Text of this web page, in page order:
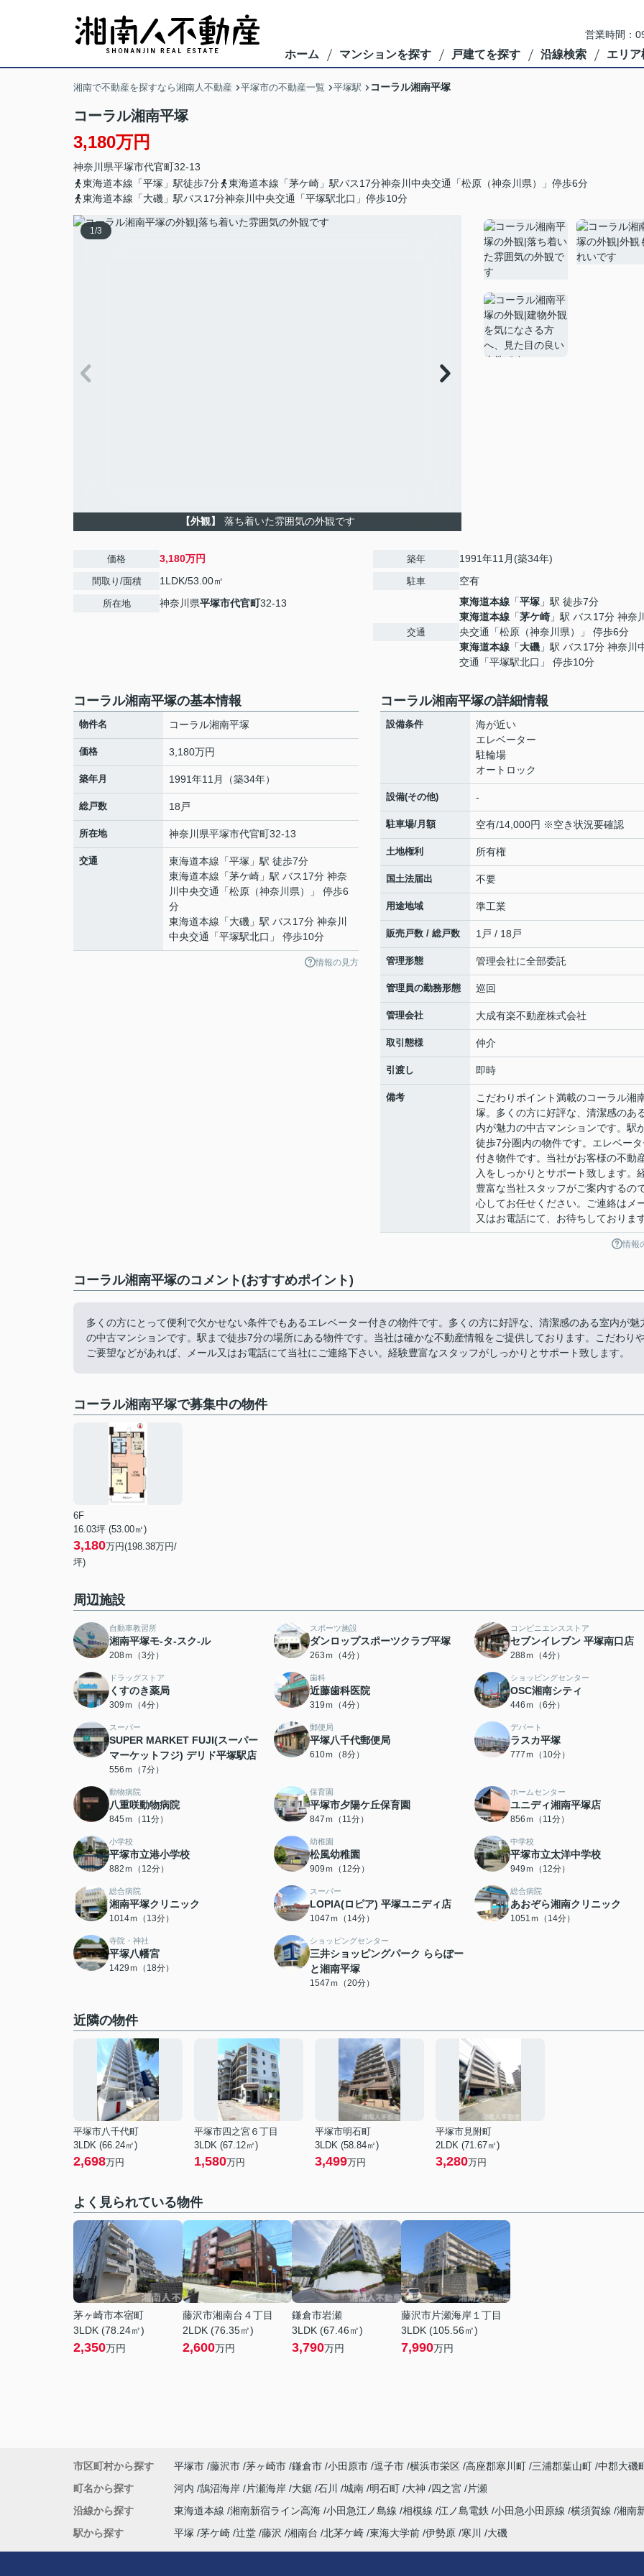
営業時間：
ホーム マンションを探す 戸建てを探す 沿線検索 エリア
湘南で不動産を探すなら湘南人不動産 平塚市の不動産一覧 平塚駅 コーラル湘南平塚
コーラル湘南平塚
3,180万円
神奈川県平塚市代官町32-13
東海道本線「平塚」駅徒歩7分
東海道本線「茅ケ崎」駅バス17分神奈川中央交通「松原（神奈川県）」停歩6分
東海道本線「大磯」駅バス17分神奈川中央交通「平塚駅北口」停歩10分
1/3
【外観】 落ち着いた雰囲気の外観です
価格 3,180万円
間取り/面積 1LDK/53.00㎡
所在地 神奈川県平塚市代官町32-13
築年 1991年11月(築34年)
駐車 空有
交通
東海道本線 「平塚 」駅 徒歩7分
東海道本線 「茅ケ崎 」駅 バス17分 神奈
央交通「松原（神奈川県）」 停歩6分
東海道本線 「大磯 」駅 バス17分 神奈川
交通「平塚駅北口」 停歩10分
コーラル湘南平塚の基本情報
物件名 コーラル湘南平塚
価格 3,180万円
築年月 1991年11月（築34年）
総戸数 18戸
所在地 神奈川県平塚市代官町32-13
交通 東海道本線 「平塚 」駅 徒歩7分
東海道本線 「茅ケ崎 」駅 バス17分 神奈
川中央交通「松原（神奈川県）」 停歩6
分
東海道本線 「大磯 」駅 バス17分 神奈川
中央交通「平塚駅北口」 停歩10分
情報の見方
コーラル湘南平塚の詳細情報
設備条件
海が近い
エレベーター
駐輪場
オートロック
設備(その他) -
駐車場/月額 空有/14,000円 ※空き状況要確認
土地権利 所有権
国土法届出 不要
用途地域 準工業
販売戸数 / 総戸数 1戸 / 18戸
管理形態 管理会社に全部委託
管理員の勤務形態 巡回
管理会社 大成有楽不動産株式会社
取引態様 仲介
引渡し 即時
備考
こだわりポイント満載のコーラル湘
塚。多くの方に好評な、清潔感のあ
内が魅力の中古マンションです。駅
徒歩7分圏内の物件です。エレベー
付き物件です。当社がお客様の不動
入をしっかりとサポート致します。
豊富な当社スタッフがご案内するの
心してお任せください。ご連絡はメ
又はお電話にて、お待ちしておりま
情報
コーラル湘南平塚のコメント(おすすめポイント)
多くの方にとって便利で欠かせない条件でもあるエレベーター付きの物件です。多くの方に好評な、清潔感のある室内が魅
の中古マンションです。駅まで徒歩7分の場所にある物件です。当社は確かな不動産情報をご提供しております。こだわり
ご要望などがあれば、メール又はお電話にて当社にご連絡下さい。経験豊富なスタッフがしっかりとサポート致します。
コーラル湘南平塚で募集中の物件
6F
16.03坪 (53.00㎡)
3,180万円(198.38万円/
坪)
周辺施設
自動車教習所
湘南平塚モ-タ-スク-ル
208ｍ（3分）
スポーツ施設
ダンロップスポーツクラブ平塚
263ｍ（4分）
コンビニエンスストア
セブンイレブン 平塚南口店
288ｍ（4分）
ドラッグストア
くすのき薬局
309ｍ（4分）
歯科
近藤歯科医院
319ｍ（4分）
ショッピングセンター
OSC湘南シティ
446ｍ（6分）
スーパー
SUPER MARKET FUJI(スーパー
マーケットフジ) デリド平塚駅店
556ｍ（7分）
郵便局
平塚八千代郵便局
610ｍ（8分）
デパート
ラスカ平塚
777ｍ（10分）
動物病院
八重咲動物病院
845ｍ（11分）
保育園
平塚市夕陽ケ丘保育園
847ｍ（11分）
ホームセンター
ユニディ湘南平塚店
856ｍ（11分）
小学校
平塚市立港小学校
882ｍ（12分）
幼稚園
松風幼稚園
909ｍ（12分）
中学校
平塚市立太洋中学校
949ｍ（12分）
総合病院
湘南平塚クリニック
1014ｍ（13分）
スーパー
LOPIA(ロピア) 平塚ユニディ店
1047ｍ（14分）
総合病院
あおぞら湘南クリニック
1051ｍ（14分）
寺院・神社
平塚八幡宮
1429ｍ（18分）
ショッピングセンター
三井ショッピングパーク ららぽー
と湘南平塚
1547ｍ（20分）
近隣の物件
平塚市八千代町
3LDK (66.24㎡)
2,698万円
平塚市四之宮６丁目
3LDK (67.12㎡)
1,580万円
平塚市明石町
3LDK (58.84㎡)
3,499万円
平塚市見附町
2LDK (71.67㎡)
3,280万円
よく見られている物件
茅ヶ崎市本宿町
3LDK (78.24㎡)
2,350万円
藤沢市湘南台４丁目
2LDK (76.35㎡)
2,600万円
鎌倉市岩瀬
3LDK (67.46㎡)
3,790万円
藤沢市片瀬海岸１丁目
3LDK (105.56㎡)
7,990万円
市区町村から探す 平塚市 藤沢市 茅ヶ崎市 鎌倉市 小田原市 逗子市 横浜市栄区 高座郡寒川町 三浦郡葉山町 中郡大磯
町名から探す
河内 鵠沼海岸 片瀬海岸 大鋸 石川 城南 明石町 大神 四之宮
片瀬
沿線から探す
東海道本線 湘南新宿ライン高海 小田急江ノ島線 相模線 江ノ島電鉄 小田急小田原線 横須賀線 湘南
駅から探す
平塚 茅ケ崎 辻堂 藤沢 湘南台 北茅ケ崎 東海大学前 伊勢原 寒川 大磯